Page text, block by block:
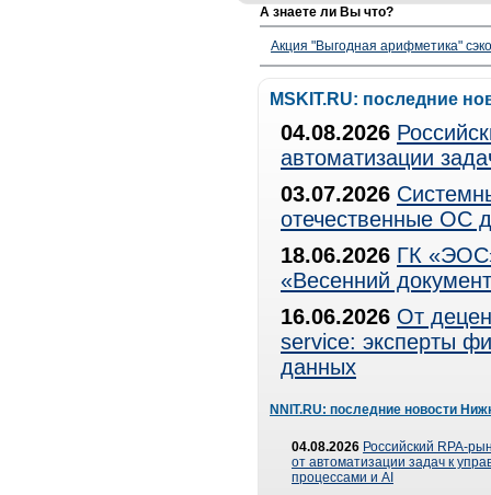
А знаете ли Вы что?
Акция "Выгодная арифметика"
MSKIT.RU: последние
04.08.2026
автоматизации
03.07.2026
отечественные ОС
18.06.2026 ГК
«Весенний
16.06.2026 От
service: эксперты
данных
NNIT.RU: последние новости
04.08.2026 Российский RPA-
от автоматизации задач к
процессами и AI